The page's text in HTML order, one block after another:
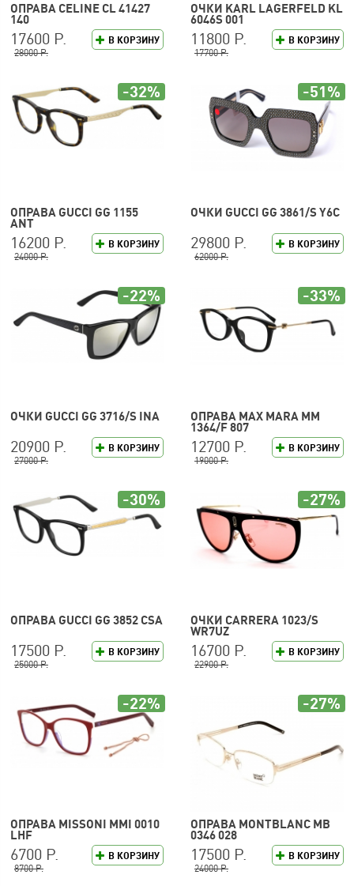
ОПРАВА CELINE CL 41427
140
В КОРЗИНУ
17600 Р.
28000 Р.
ОЧКИ KARL LAGERFELD KL
6046S 001
В КОРЗИНУ
11800 Р.
17700 Р.
ОПРАВА GUCCI GG 1155
ANT
В КОРЗИНУ
16200 Р.
24000 Р.
-32%
ОЧКИ GUCCI GG 3861/S Y6C
В КОРЗИНУ
29800 Р.
62000 Р.
-51%
ОЧКИ GUCCI GG 3716/S INA
В КОРЗИНУ
20900 Р.
27000 Р.
-22%
ОПРАВА MAX MARA MM
1364/F 807
В КОРЗИНУ
12700 Р.
19000 Р.
-33%
ОПРАВА GUCCI GG 3852 CSA
В КОРЗИНУ
17500 Р.
25000 Р.
-30%
ОЧКИ CARRERA 1023/S
WR7UZ
В КОРЗИНУ
16700 Р.
22900 Р.
-27%
ОПРАВА MISSONI MMI 0010
LHF
В КОРЗИНУ
6700 Р.
8700 Р.
-22%
ОПРАВА MONTBLANC MB
0346 028
В КОРЗИНУ
17500 Р.
24000 Р.
-27%